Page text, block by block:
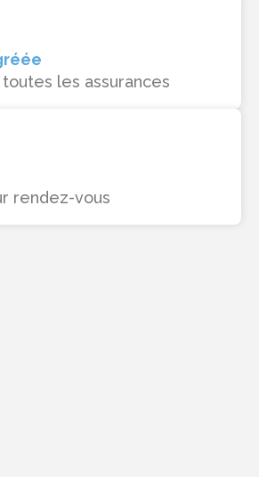
les assurances
rendez-vous